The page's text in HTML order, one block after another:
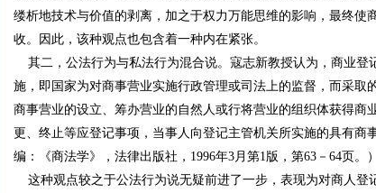
缕析地技术与价值的剥离，加之于权力万能思维的影响，最终使
收。因此，该种观点也包含着一种内在紧张。
其二，公法行为与私法行为混合说。寇志新教授认为，商业登
施，即国家为对商事营业实施行政管理或司法上的监督，而采取
商事营业的设立、筹办营业的自然人或行将营业的组织体获得
更、终止等应登记事项，当事人向登记主管机关所实施的具有商
编：《商法学》，法律出版社，1996年3月第1版，第63－64页。）
这种观点较之于公法行为说无疑前进了一步，表现为对商人登